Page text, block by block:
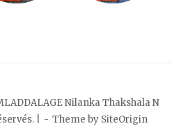
Nilanka Thakshala N
|
Theme by SiteOrigin